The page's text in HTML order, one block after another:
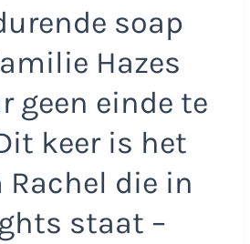
soap
Hazes
geen einde te
keer is het
Rachel die in
staat –